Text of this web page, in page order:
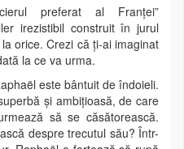
preferat al Franței”
irezistibil construit în jurul
orice. Crezi că ți-ai imaginat
la ce va urma.
este bântuit de îndoieli.
și ambițioasă, de care
să se căsătorească.
despre trecutul său? Într-